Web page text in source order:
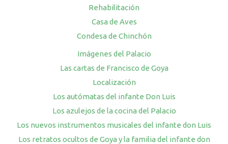
Rehabilitación
Casa de Aves
Condesa de Chinchón
Imágenes del Palacio
Las cartas de Francisco de Goya
Localización
Los autómatas del infante Don Luis
Los azulejos de la cocina del Palacio
Los nuevos instrumentos musicales del infante don Luis
Los retratos ocultos de Goya y la familia del infante don